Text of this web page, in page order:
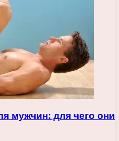
мужчин: для чего они